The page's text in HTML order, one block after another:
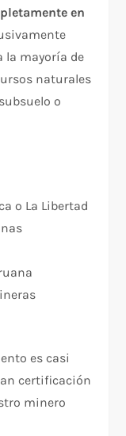
en
la mayoría de
naturales
o
o La Libertad
es casi
certificación
minero